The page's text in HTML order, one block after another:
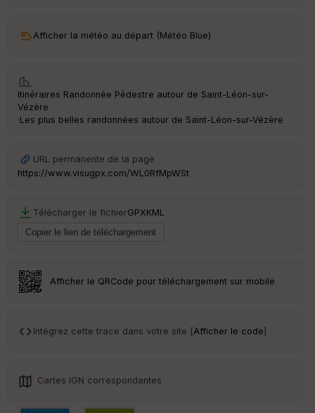
Afficher la météo au départ (Météo Blue)
Itinéraires Randonnée Pédestre autour de Saint-Léon-sur-
Vézère
·Les plus belles randonnées autour de Saint-Léon-sur-Vézère
URL permanente de la page
https://www.visugpx.com/WL0RfMpWSt
Télécharger le fichierGPXKML
Afficher le QRCode pour téléchargement sur mobile
Intégrez cette trace dans votre site [Afficher le code]
Cartes IGN correspondantes